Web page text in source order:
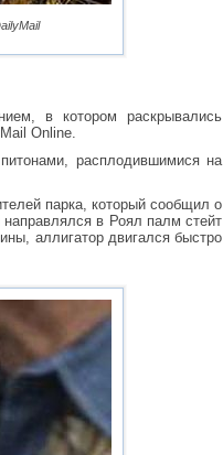
в котором раскрывались
Online.
расплодившимися на
парка, который сообщил о
направлялся в Роял палм стейт
аллигатор двигался быстро